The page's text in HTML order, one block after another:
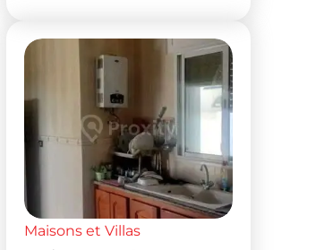
Maisons et Villas